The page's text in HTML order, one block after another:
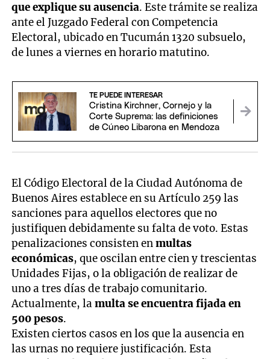
que explique su ausencia. Este trámite se realiza
ante el Juzgado Federal con Competencia
Electoral, ubicado en Tucumán 1320 subsuelo,
de lunes a viernes en horario matutino.
TE PUEDE INTERESAR
Cristina Kirchner, Cornejo y la
Corte Suprema: las definiciones
de Cúneo Libarona en Mendoza
El Código Electoral de la Ciudad Autónoma de
Buenos Aires establece en su Artículo 259 las
sanciones para aquellos electores que no
justifiquen debidamente su falta de voto. Estas
penalizaciones consisten enmultas
económicas, que oscilan entre cien y trescientas
Unidades Fijas, o la obligación de realizar de
uno a tres días de trabajo comunitario.
Actualmente, lamulta se encuentra fijada en
500 pesos.
Existen ciertos casos en los que la ausencia en
las urnas no requiere justificación. Esta